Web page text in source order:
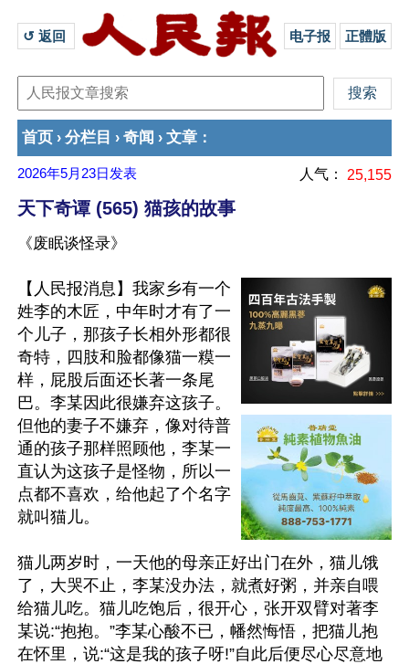
↺ 返回 电子报 正體版
首页 › 分栏目 › 奇闻 › 文章 ：
2026年5月23日 发表 人气： 25,155
天下奇谭 (565) 猫孩的故事
《废眠谈怪录》
【人民报消息】我家乡有一个
姓李的木匠，中年时才有了一
个儿子，那孩子长相外形都很
奇特，四肢和脸都像猫一糢一
样，屁股后面还长著一条尾
巴。李某因此很嫌弃这孩子。
但他的妻子不嫌弃，像对待普
通的孩子那样照顾他，李某一
直认为这孩子是怪物，所以一
点都不喜欢，给他起了个名字
就叫猫儿。
猫儿两岁时，一天他的母亲正好出门在外，猫儿饿
了，大哭不止，李某没办法，就煮好粥，并亲自喂
给猫儿吃。猫儿吃饱后，很开心，张开双臂对著李
某说:“抱抱。”李某心酸不已，幡然悔悟，把猫儿抱
在怀里，说:“这是我的孩子呀!”自此后便尽心尽意地